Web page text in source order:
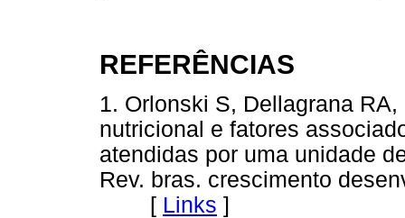
REFERÊNCIAS
1. Orlonski S, Dellagrana
nutricional e fatores
atendidas por uma unidade
Rev. bras. crescimento
[ Links ]